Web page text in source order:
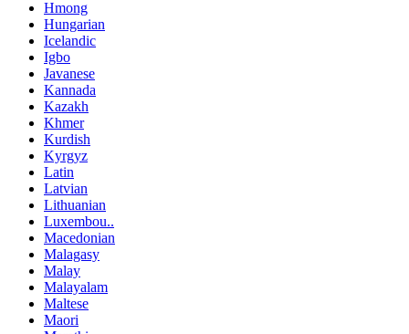
Hmong
Hungarian
Icelandic
Igbo
Javanese
Kannada
Kazakh
Khmer
Kurdish
Kyrgyz
Latin
Latvian
Lithuanian
Luxembou..
Macedonian
Malagasy
Malay
Malayalam
Maltese
Maori